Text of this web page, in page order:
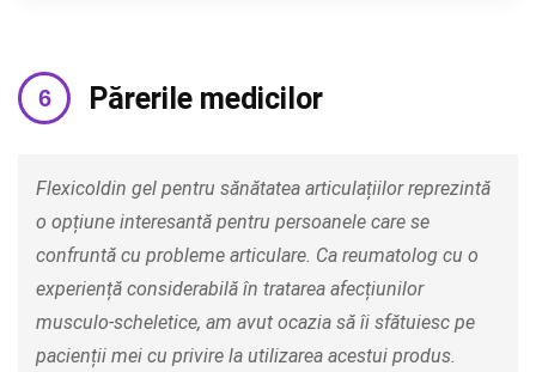
Părerile medicilor
Flexicoldin gel pentru sănătatea articulațiilor reprezintă
o opțiune interesantă pentru persoanele care se
confruntă cu probleme articulare. Ca reumatolog cu o
experiență considerabilă în tratarea afecțiunilor
musculo-scheletice, am avut ocazia să îi sfătuiesc pe
pacienții mei cu privire la utilizarea acestui produs.